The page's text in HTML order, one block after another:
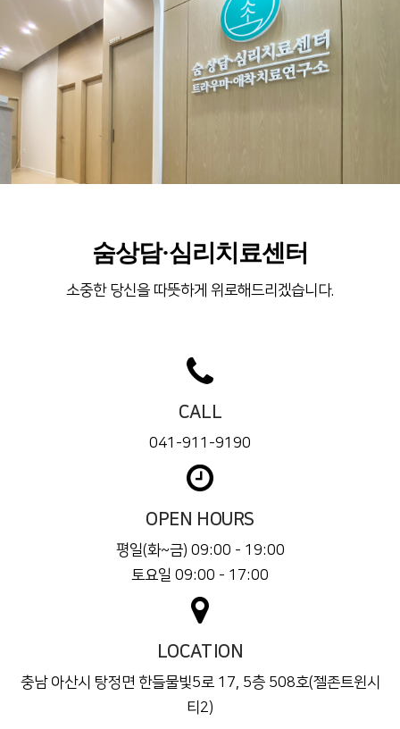
숨상담·심리치료센터
소중한 당신을 따뜻하게 위로해드리겠습니다.
CALL
041-911-9190
OPEN HOURS
평일(화~금) 09:00 - 19:00
토요일 09:00 - 17:00
LOCATION
충남 아산시 탕정면 한들물빛5로 17, 5층 508호(젤존트윈시
티2)